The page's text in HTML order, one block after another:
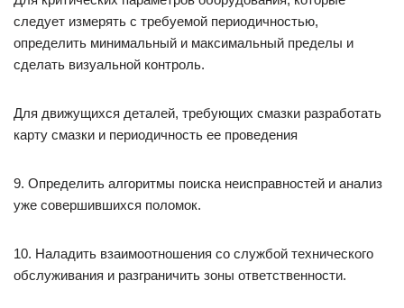
следует измерять с требуемой периодичностью,
определить минимальный и максимальный пределы и
сделать визуальной контроль.
Для движущихся деталей, требующих смазки разработать
карту смазки и периодичность ее проведения
9. Определить алгоритмы поиска неисправностей и анализ
уже совершившихся поломок.
10. Наладить взаимоотношения со службой технического
обслуживания и разграничить зоны ответственности.